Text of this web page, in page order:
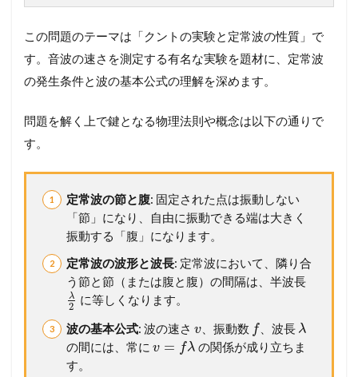
弦
振
動
メ
ッ
が
必
要
で
す
この問題のテーマは「クントの実験と定常波の性質」で
す。音波の速さを測定する有名な実験を題材に、定常波
の発生条件と波の基本公式の理解を深めます。
問題を解く上で鍵となる物理法則や概念は以下の通りで
す。
定常波の節と腹: 固定された点は振動しない
「節」になり、自由に振動できる端は大きく
振動する「腹」になります。
定常波の波形と波長: 定常波において、隣り合
う節と節（または腹と腹）の間隔は、半波長
λ
2
に等しくなります。
波の基本公式: 波の速さ v 、振動数 f 、波長 λ
の間には、常に v = fλ の関係が成り立ちま
す。